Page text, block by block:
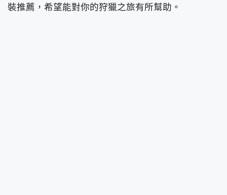
裝推薦，希望能對你的狩獵之旅有所幫助。